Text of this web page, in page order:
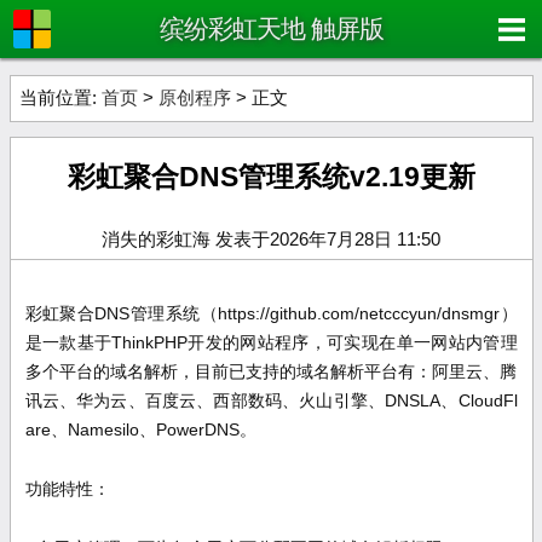
缤纷彩虹天地 触屏版
当前位置: 首页 > 原创程序 > 正文
彩虹聚合DNS管理系统v2.19更新
消失的彩虹海 发表于2026年7月28日 11:50
彩虹聚合DNS管理系统（https://github.com/netcccyun/dnsmgr）
是一款基于ThinkPHP开发的网站程序，可实现在单一网站内管理
多个平台的域名解析，目前已支持的域名解析平台有：阿里云、腾
讯云、华为云、百度云、西部数码、火山引擎、DNSLA、CloudFl
are、Namesilo、PowerDNS。
功能特性：